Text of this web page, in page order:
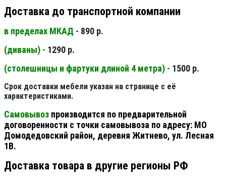
Доставка до транспортной компании
в пределах МКАД - 890 р.
(диваны) - 1290 р.
(столешницы и фартуки длиной 4 метра) - 1500 р.
Срок доставки мебели указан на странице с её
характеристиками.
Самовывоз производится по предварительной
договоренности с точки самовывоза по адресу: МО
Домодедовский район, деревня Житнево, ул. Лесная
1В.
Доставка товара в другие регионы РФ